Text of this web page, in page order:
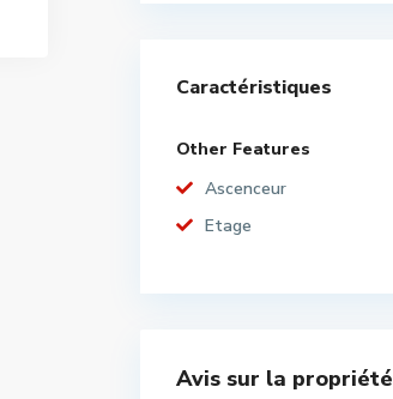
Caractéristiques
Other Features
Ascenceur
Etage
Avis sur la propriété